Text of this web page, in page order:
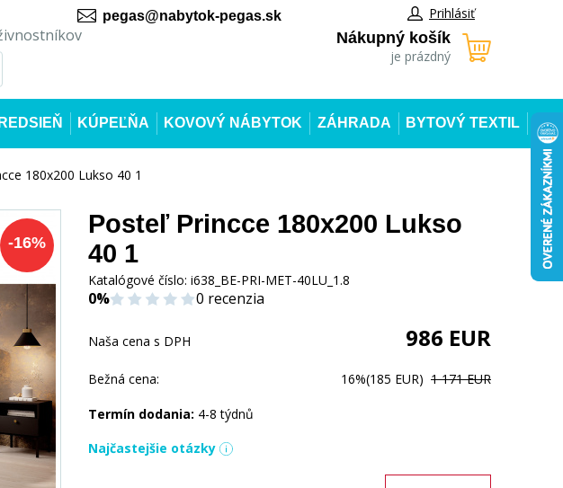
pegas@nabytok-pegas.sk Prihlásiť
Nákupný košík
je prázdný
KÚPEĽŇA KOVOVÝ NÁBYTOK ZÁHRADA BYTOVÝ TEXTIL
180x200 Lukso 40 1
-16%
Posteľ Princce 180x200 Lukso
40 1
Katalógové číslo: i638_BE-PRI-MET-40LU_1.8
0% 0 recenzia
Naša cena s DPH 986 EUR
Bežná cena: 16%(185 EUR) 1 171 EUR
Termín dodania: 4-8 týdnů
Najčastejšie otázky